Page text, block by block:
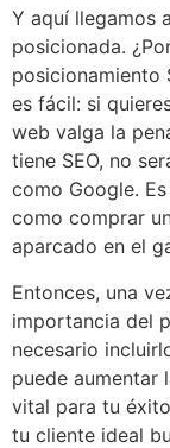
Y aquí llegamos
posicionada.
posicionamiento
es fácil: si
web valga la
tiene SEO, no
como Google.
como comprar
aparcado en el
Entonces, una
importancia del
necesario
puede aumentar
vital para tu
tu cliente ideal